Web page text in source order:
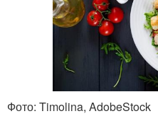
Фото: Timolina, AdobeStock